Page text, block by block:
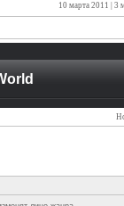
10 марта 2011 | 3